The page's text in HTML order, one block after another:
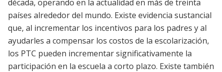
década, operando en la actualidad en más de treinta
países alrededor del mundo. Existe evidencia sustancial
que, al incrementar los incentivos para los padres y al
ayudarles a compensar los costos de la escolarización,
los PTC pueden incrementar significativamente la
participación en la escuela a corto plazo. Existe también